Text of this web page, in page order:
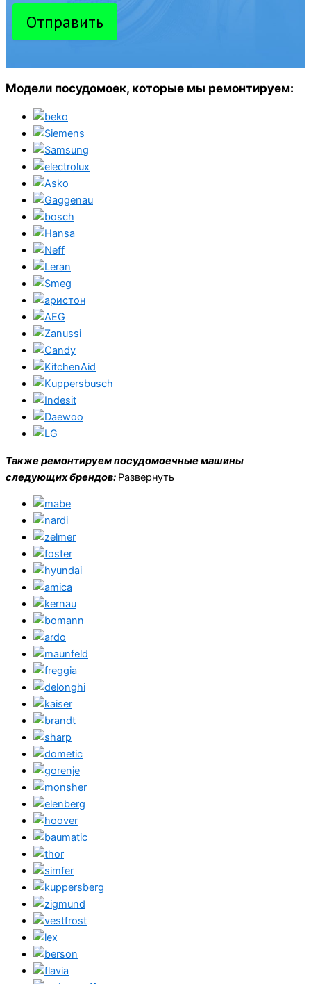
Отправить
Модели посудомоек, которые мы ремонтируем:
Также ремонтируем посудомоечные машины
следующих брендов: Развернуть